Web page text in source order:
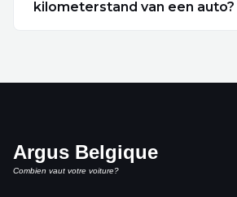
kilometerstand van een auto?